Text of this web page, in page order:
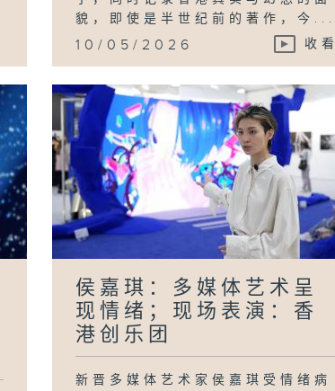
貌，即使是半世纪前的著作，今...
10/05/2026 收看
侯嘉琪：多媒体艺术呈
现情绪；现场表演：香
港创乐团
新晋多媒体艺术家侯嘉琪受情绪病